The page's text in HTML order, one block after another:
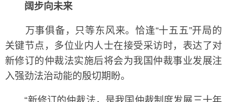
阔步向未来
万事俱备，只等东风来。恰逢“十五五”开局的
关键节点，多位业内人士在接受采访时，表达了对
新修订的仲裁法实施后将会为我国仲裁事业发展注
入强劲法治动能的殷切期盼。